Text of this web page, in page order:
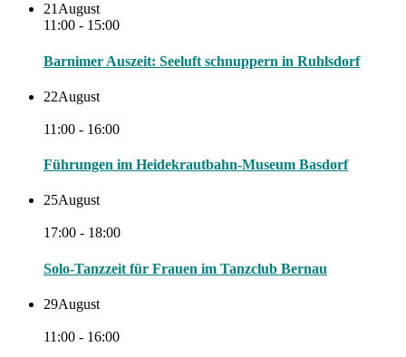
21 August
11:00 - 15:00
Barnimer Auszeit: Seeluft schnuppern in Ruhlsdorf
22August
11:00 - 16:00
Führungen im Heidekrautbahn-Museum Basdorf
25August
17:00 - 18:00
Solo-Tanzzeit für Frauen im Tanzclub Bernau
29August
11:00 - 16:00